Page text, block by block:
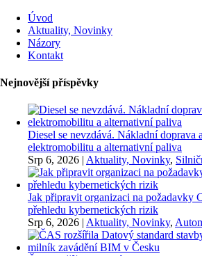
Úvod
Aktuality, Novinky
Názory
Kontakt
Nejnovější příspěvky
Diesel se nevzdává. Nákladní doprava
elektromobilitu a alternativní paliva
Srp 6, 2026 | Aktuality, Novinky,
Jak připravit organizaci na požadavky
přehledu kybernetických rizik
Srp 6, 2026 | Aktuality, Novinky,